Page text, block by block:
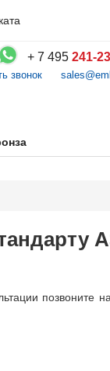
+ 7 495 241-
звонок
позвоните